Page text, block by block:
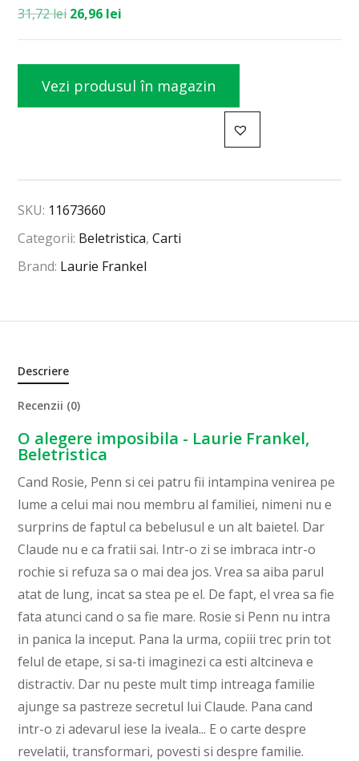
31,72lei 26,96 lei
Vezi produsul în magazin
SKU: 11673660
Categorii: Beletristica,Carti
Brand: Laurie Frankel
Descriere
Recenzii (0)
O alegere imposibila - Laurie Frankel,
Beletristica
Cand Rosie, Penn si cei patru fii intampina venirea pe
lume a celui mai nou membru al familiei, nimeni nu e
surprins de faptul ca bebelusul e un alt baietel. Dar
Claude nu e ca fratii sai. Intr-o zi se imbraca intr-o
rochie si refuza sa o mai dea jos. Vrea sa aiba parul
atat de lung, incat sa stea pe el. De fapt, el vrea sa fie
fata atunci cand o sa fie mare. Rosie si Penn nu intra
in panica la inceput. Pana la urma, copiii trec prin tot
felul de etape, si sa-ti imaginezi ca esti altcineva e
distractiv. Dar nu peste mult timp intreaga familie
ajunge sa pastreze secretul lui Claude. Pana cand
intr-o zi adevarul iese la iveala... E o carte despre
revelatii, transformari, povesti si despre familie.